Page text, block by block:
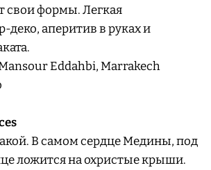
свои формы. Легкая
деко, аперитив в руках и
Eddahbi, Marrakech
В самом сердце Медины, под
ложится на охристые крыши.